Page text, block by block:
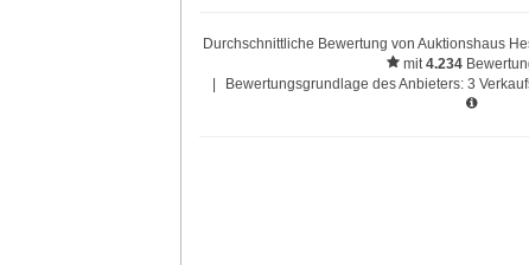
Durchschnittliche Bewertung von Auktionshaus
mit4.234
Bewertungsgrundlage des Anbieters: 3